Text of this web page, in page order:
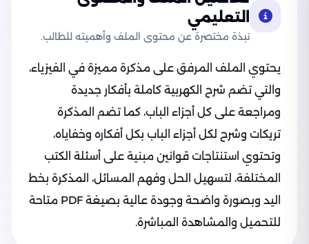
التعليمي
نبذة مختصرة عن محتوى الملف وأهميته للطالب.
يحتوي الملف المرفق على مذكرة مميزة في الفيزياء،
والتي تضم شرح الكهربية كاملة بأفكار جديدة
ومراجعة على كل أجزاء الباب، كما تضم المذكرة
تريكات وشرح لكل أجزاء الباب بكل أفكاره وخفاياه،
وتحتوي استنتاجات قوانين مبنية على أسئلة الكتب
المختلفة، لتسهيل الحل وفهم المسائل، المذكرة بخط
اليد وبصورة واضحة وجودة عالية بصيغة PDF متاحة
للتحميل والمشاهدة المباشرة.